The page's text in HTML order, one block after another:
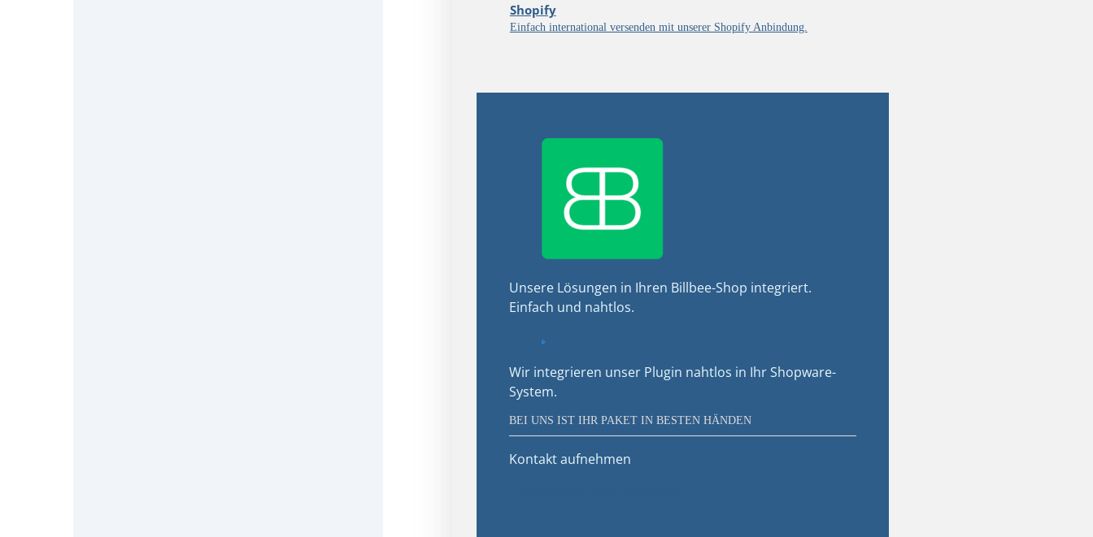
Shopify
Einfach international versenden mit unserer Shopify Anbindung.
Unsere Lösungen in Ihren Billbee-Shop integriert.
Einfach und nahtlos.
Wir integrieren unser Plugin nahtlos in Ihr Shopware-
System.
BEI UNS IST IHR PAKET IN BESTEN HÄNDEN
Kontakt aufnehmen